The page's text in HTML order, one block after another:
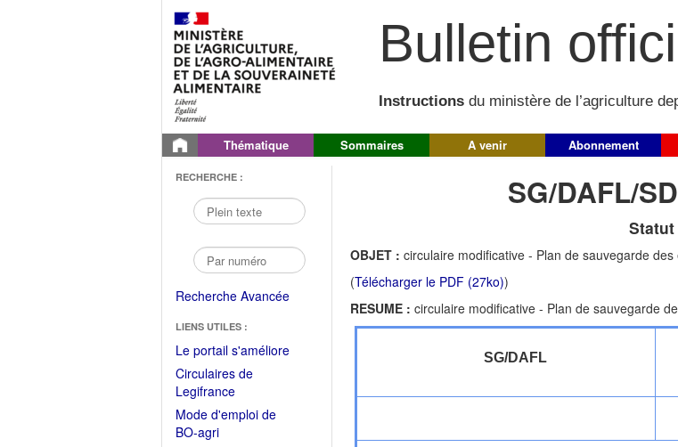
Bulletin
Instructions du ministère de l’agriculture
Thématique Sommaires A venir Abonnement
RECHERCHE :
Recherche Avancée
LIENS UTILES :
Le portail s'améliore(Fichier
Circulaires de
Legifrance(Ouvrir
dans
une
Mode d'emploi de
BO-agri(Ouvrir
SG/DAFL/
Statut
OBJET : circulaire modificative - Plan de sauvegarde
(Télécharger le PDF (27ko))
RESUME : circulaire modificative - Plan de sauvegarde
SG/DAFL